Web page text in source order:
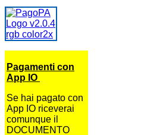
Pagamenti con
App IO
Se hai pagato con
App IO riceverai
comunque il
DOCUMENTO